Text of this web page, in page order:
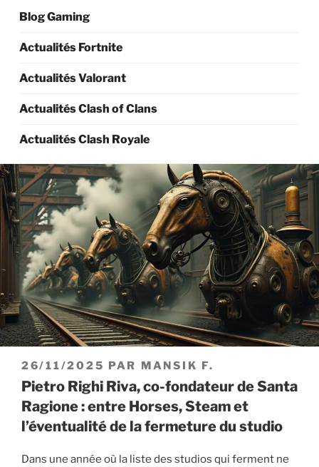
Blog Gaming
Actualités Fortnite
Actualités Valorant
Actualités Clash of Clans
Actualités Clash Royale
PUBLIÉ
LE
26/11/2025 PAR MANSIK F.
Pietro Righi Riva, co-fondateur de Santa
Ragione : entre Horses, Steam et
l’éventualité de la fermeture du studio
Dans une année où la liste des studios qui ferment ne